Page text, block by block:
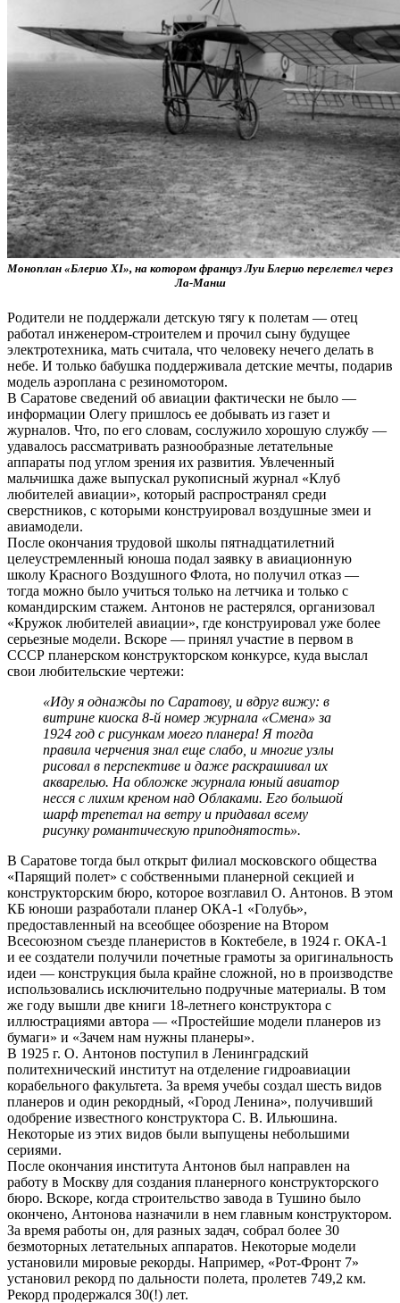
Моноплан «Блерио ХI», на котором француз Луи Блерио перелетел через
Ла-Манш
Родители не поддержали детскую тягу к полетам — отец
работал инженером-строителем и прочил сыну будущее
электротехника, мать считала, что человеку нечего делать в
небе. И только бабушка поддерживала детские мечты, подарив
модель аэроплана с резиномотором.
В Саратове сведений об авиации фактически не было —
информации Олегу пришлось ее добывать из газет и
журналов. Что, по его словам, сослужило хорошую службу —
удавалось рассматривать разнообразные летательные
аппараты под углом зрения их развития. Увлеченный
мальчишка даже выпускал рукописный журнал «Клуб
любителей авиации», который распространял среди
сверстников, с которыми конструировал воздушные змеи и
авиамодели.
После окончания трудовой школы пятнадцатилетний
целеустремленный юноша подал заявку в авиационную
школу Красного Воздушного Флота, но получил отказ —
тогда можно было учиться только на летчика и только с
командирским стажем. Антонов не растерялся, организовал
«Кружок любителей авиации», где конструировал уже более
серьезные модели. Вскоре — принял участие в первом в
СССР планерском конструкторском конкурсе, куда выслал
свои любительские чертежи:
«Иду я однажды по Саратову, и вдруг вижу: в
витрине киоска 8-й номер журнала «Смена» за
1924 год с рисункам моего планера! Я тогда
правила черчения знал еще слабо, и многие узлы
рисовал в перспективе и даже раскрашивал их
акварелью. На обложке журнала юный авиатор
несся с лихим креном над Облаками. Его большой
шарф трепетал на ветру и придавал всему
рисунку романтическую приподнятость».
В Саратове тогда был открыт филиал московского общества
«Парящий полет» с собственными планерной секцией и
конструкторским бюро, которое возглавил О. Антонов. В этом
КБ юноши разработали планер ОКА-1 «Голубь»,
предоставленный на всеобщее обозрение на Втором
Всесоюзном съезде планеристов в Коктебеле, в 1924 г. ОКА-1
и ее создатели получили почетные грамоты за оригинальность
идеи — конструкция была крайне сложной, но в производстве
использовались исключительно подручные материалы. В том
же году вышли две книги 18-летнего конструктора с
иллюстрациями автора — «Простейшие модели планеров из
бумаги» и «Зачем нам нужны планеры».
В 1925 г. О. Антонов поступил в Ленинградский
политехнический институт на отделение гидроавиации
корабельного факультета. За время учебы создал шесть видов
планеров и один рекордный, «Город Ленина», получивший
одобрение известного конструктора С. В. Ильюшина.
Некоторые из этих видов были выпущены небольшими
сериями.
После окончания института Антонов был направлен на
работу в Москву для создания планерного конструкторского
бюро. Вскоре, когда строительство завода в Тушино было
окончено, Антонова назначили в нем главным конструктором.
За время работы он, для разных задач, собрал более 30
безмоторных летательных аппаратов. Некоторые модели
установили мировые рекорды. Например, «Рот-Фронт 7»
установил рекорд по дальности полета, пролетев 749,2 км.
Рекорд продержался 30(!) лет.